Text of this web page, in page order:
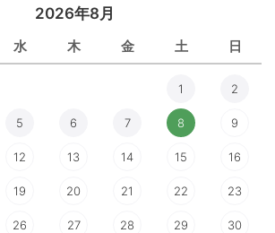
2026年8月
水 木 金 土 日
1 2
5 6 7 8 9
12 13 14 15 16
19 20 21 22 23
26 27 28 29 30